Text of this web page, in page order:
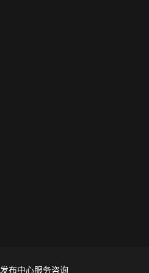
发布中心服务咨询